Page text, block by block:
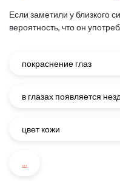
Если заметили у близкого
вероятность, что он
покраснение глаз
в глазах появляется
цвет кожи
...